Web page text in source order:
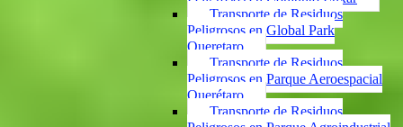
Transporte de Residuos
Peligrosos en Global Park
Queretaro
Transporte de Residuos
Peligrosos en Parque Aeroespacial
Querétaro
Transporte de Residuos